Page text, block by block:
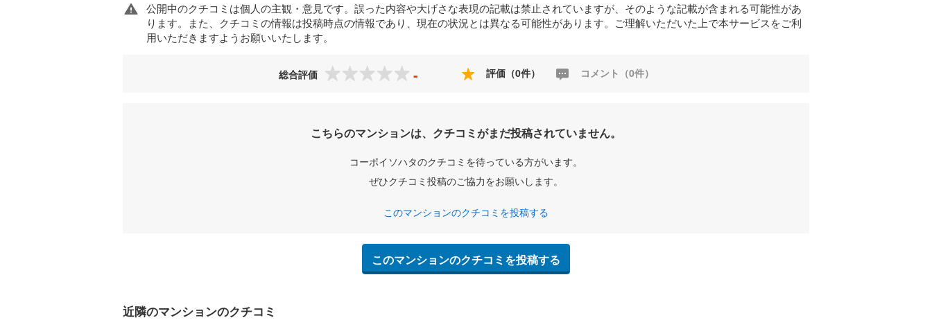
公開中のクチコミは個人の主観・意見です。誤った内容や大げさな表現の記載は禁止されていますが、そのような記載が含まれる可能性があ
ります。また、クチコミの情報は投稿時点の情報であり、現在の状況とは異なる可能性があります。ご理解いただいた上で本サービスをご利
用いただきますようお願いいたします。
総合評価 - 評価（0件） コメント（0件）
こちらのマンションは、クチコミがまだ投稿されていません。
コーポイソハタのクチコミを待っている方がいます。
ぜひクチコミ投稿のご協力をお願いします。
このマンションのクチコミを投稿する
このマンションのクチコミを投稿する
近隣のマンションのクチコミ